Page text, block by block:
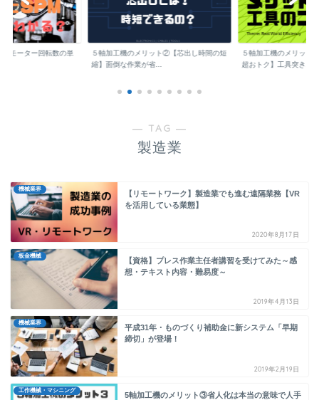
モーター回転数の単
５軸加工機のメリット②【芯出し時間の短
縮】面倒な作業が省...
５軸加工機のメリット
超おトク】工具突き...
― TAG ―
製造業
機械業界
【リモートワーク】製造業でも進む遠隔業務【VR
を活用している業態】
2020年8月17日
板金機械
【資格】プレス作業主任者講習を受けてみた～感
想・テキスト内容・難易度～
2019年4月13日
機械業界
平成31年・ものづくり補助金に新システム「早期
締切」が登場！
2019年2月19日
工作機械・マシニング
5軸加工機のメリット③省人化は本当の意味で人手